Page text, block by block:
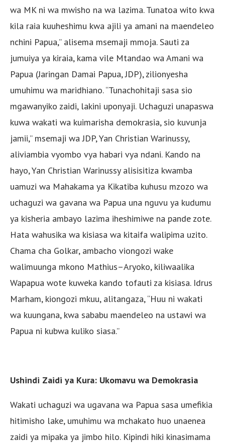
wa MK ni wa mwisho na wa lazima. Tunatoa wito kwa
kila raia kuuheshimu kwa ajili ya amani na maendeleo
nchini Papua,” alisema msemaji mmoja. Sauti za
jumuiya ya kiraia, kama vile Mtandao wa Amani wa
Papua (Jaringan Damai Papua, JDP), zilionyesha
umuhimu wa maridhiano. “Tunachohitaji sasa sio
mgawanyiko zaidi, lakini uponyaji. Uchaguzi unapaswa
kuwa wakati wa kuimarisha demokrasia, sio kuvunja
jamii,” msemaji wa JDP, Yan Christian Warinussy,
aliviambia vyombo vya habari vya ndani. Kando na
hayo, Yan Christian Warinussy alisisitiza kwamba
uamuzi wa Mahakama ya Kikatiba kuhusu mzozo wa
uchaguzi wa gavana wa Papua una nguvu ya kudumu
ya kisheria ambayo lazima iheshimiwe na pande zote.
Hata wahusika wa kisiasa wa kitaifa walipima uzito.
Chama cha Golkar, ambacho viongozi wake
walimuunga mkono Mathius–Aryoko, kiliwaalika
Wapapua wote kuweka kando tofauti za kisiasa. Idrus
Marham, kiongozi mkuu, alitangaza, “Huu ni wakati
wa kuungana, kwa sababu maendeleo na ustawi wa
Papua ni kubwa kuliko siasa.”
Ushindi Zaidi ya Kura: Ukomavu wa Demokrasia
Wakati uchaguzi wa ugavana wa Papua sasa umefikia
hitimisho lake, umuhimu wa mchakato huo unaenea
zaidi ya mipaka ya jimbo hilo. Kipindi hiki kinasimama